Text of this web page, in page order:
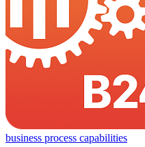
business process capabilities